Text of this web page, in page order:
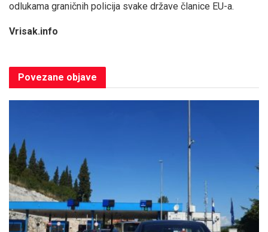
odlukama graničnih policija svake države članice EU-a.
Vrisak.info
Povezane objave